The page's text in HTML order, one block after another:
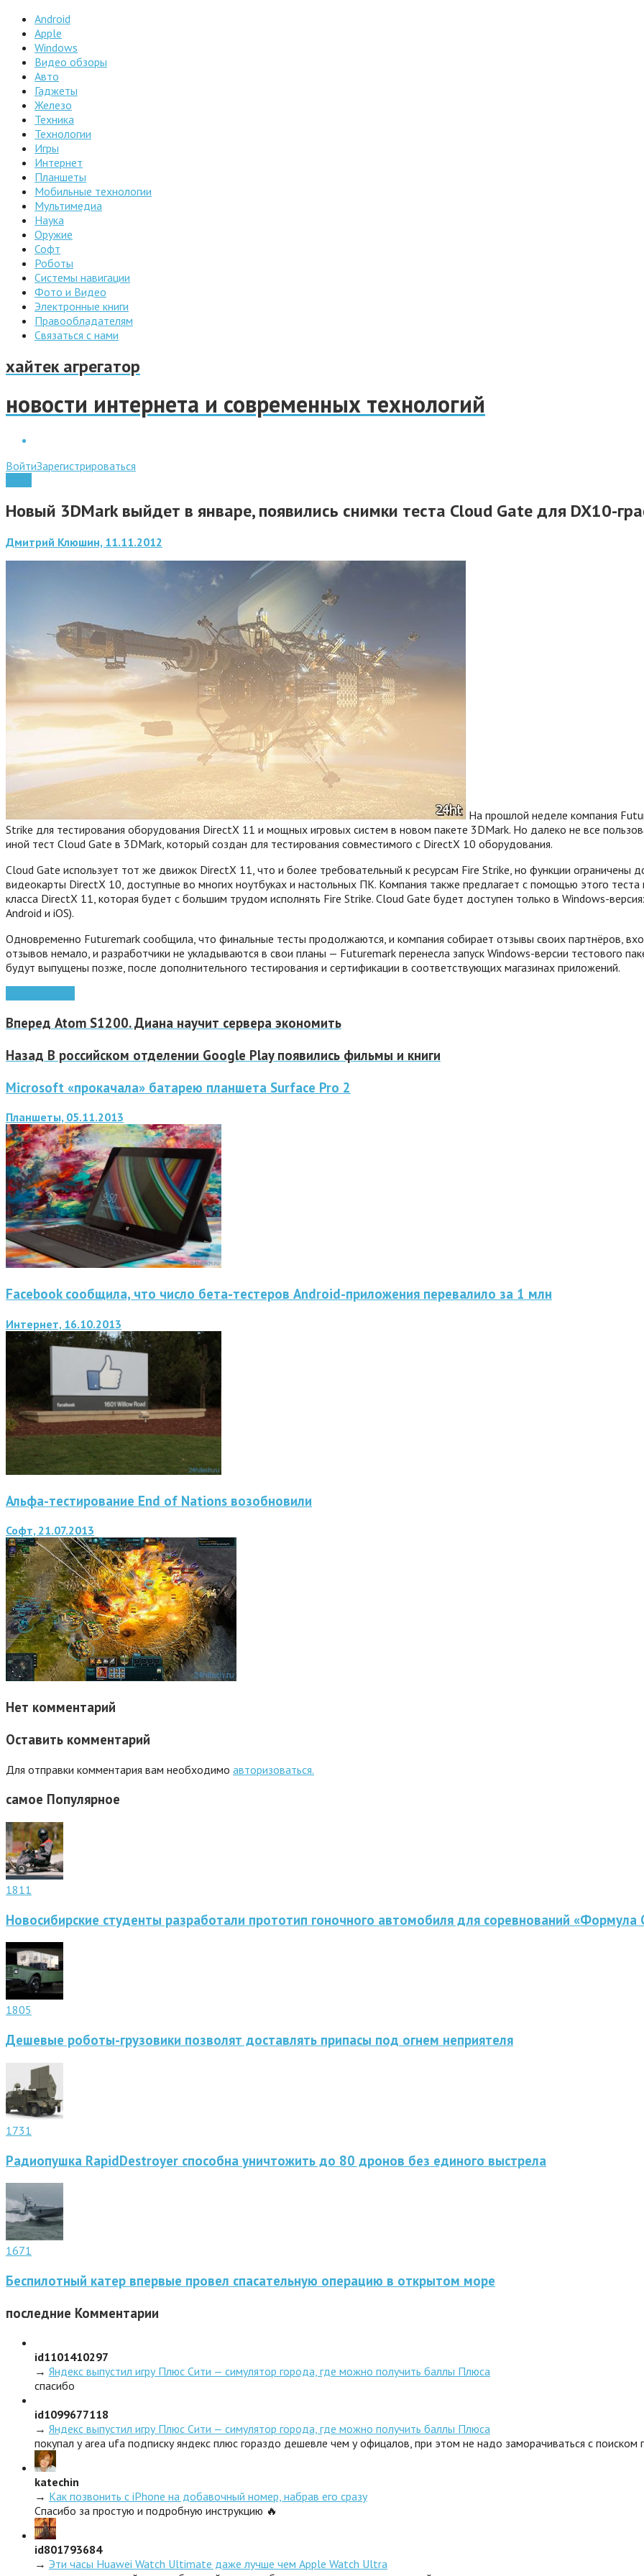
Android
Apple
Windows
Видео обзоры
Авто
Гаджеты
Железо
Техника
Технологии
Игры
Интернет
Планшеты
Мобильные технологии
Мультимедиа
Наука
Оружие
Софт
Роботы
Системы навигации
Фото и Видео
Электронные книги
Правообладателям
Связаться с нами
хайтек агрегатор
новости интернета и современных технологий
ВойтиЗарегистрироваться
Новый 3DMark выйдет в январе, появились снимки теста Cloud Gate для DX10-
Дмитрий Клюшин, 11.11.2012
На прошлой неделе компания
Strike для тестирования оборудования DirectX 11 и мощных игровых систем в новом пакете 3DMark. Но далеко не все
иной тест Cloud Gate в 3DMark, который создан для тестирования совместимого с DirectX 10 оборудования.
Cloud Gate использует тот же движок DirectX 11, что и более требовательный к ресурсам Fire Strike, но функции
видеокарты DirectX 10, доступные во многих ноутбуках и настольных ПК. Компания также предлагает с помощью этого теста
класса DirectX 11, которая будет с большим трудом исполнять Fire Strike. Cloud Gate будет доступен только в Windows-
Android и iOS).
Одновременно Futuremark сообщила, что финальные тесты продолжаются, и компания собирает отзывы своих партнёров,
отзывов немало, и разработчики не укладываются в свои планы — Futuremark перенесла запуск Windows-версии тестового
будут выпущены позже, после дополнительного тестирования и сертификации в соответствующих магазинах приложений.
Вперед Atom S1200. Диана научит сервера экономить
Назад В российском отделении Google Play появились фильмы и книги
Microsoft «прокачала» батарею планшета Surface Pro 2
Планшеты, 05.11.2013
Facebook сообщила, что число бета-тестеров Android-приложения перевалило за 1 млн
Интернет, 16.10.2013
Альфа-тестирование End of Nations возобновили
Софт, 21.07.2013
Нет комментарий
Оставить комментарий
Для отправки комментария вам необходимо авторизоваться.
самое Популярное
1811
Новосибирские студенты разработали прототип гоночного автомобиля для соревнований «Формула
1805
Дешевые роботы-грузовики позволят доставлять припасы под огнем неприятеля
1731
Радиопушка RapidDestroyer способна уничтожить до 80 дронов без единого выстрела
1671
Беспилотный катер впервые провел спасательную операцию в открытом море
последние Комментарии
id1101410297
→ Яндекс выпустил игру Плюс Сити — симулятор города, где можно получить баллы Плюса
спасибо
id1099677118
→ Яндекс выпустил игру Плюс Сити — симулятор города, где можно получить баллы Плюса
покупал у area ufa подписку яндекс плюс гораздо дешевле чем у офицалов, при этом не надо заморачиваться с поиском
katechin
→ Как позвонить с iPhone на добавочный номер, набрав его сразу
Спасибо за простую и подробную инструкцию 🔥
id801793684
→ Эти часы Huawei Watch Ultimate даже лучше чем Apple Watch Ultra